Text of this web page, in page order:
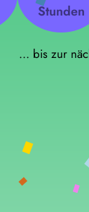
Stunden
… bis zur